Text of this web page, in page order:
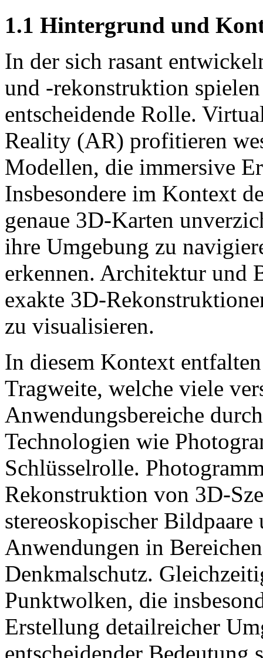
1.1 Hintergrund und
In der sich rasant
und -rekonstruktion
entscheidende Rolle.
Reality (AR) profitieren
Modellen, die immersive
Insbesondere im Kontext
genaue 3D-Karten
ihre Umgebung zu
erkennen. Architektur und
exakte 3D-
zu visualisieren.
In diesem Kontext
Tragweite, welche viele
Anwendungsbereiche
Technologien wie
Schlüsselrolle.
Rekonstruktion von 3D-
stereoskopischer
Anwendungen in
Denkmalschutz.
Punktwolken, die
Erstellung detailreicher
entscheidender Bedeutung